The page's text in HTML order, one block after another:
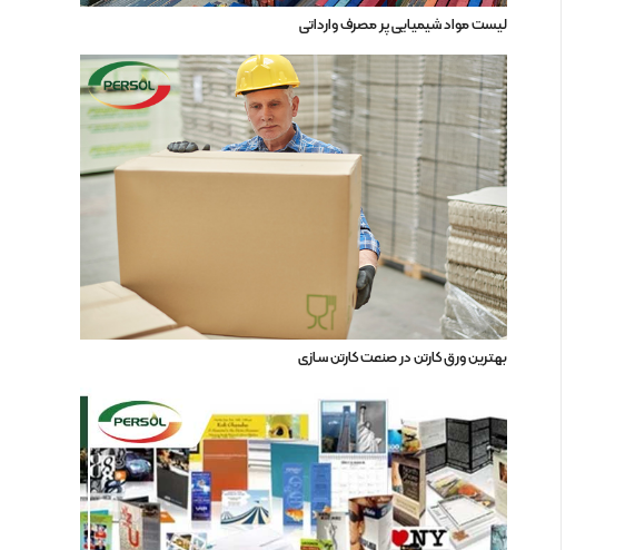
لیست مواد شیمیایی پر مصرف وارداتی
بهترین ورق کارتن در صنعت کارتن سازی